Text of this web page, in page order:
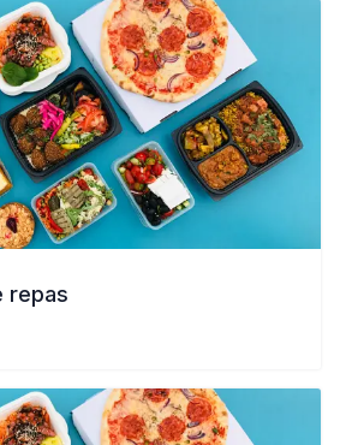
repas